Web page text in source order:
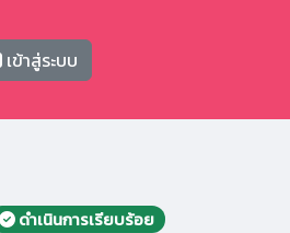
เข้าสู่ระบบ
ดำเนินการเรียบร้อย